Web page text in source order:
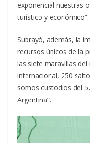
exponencial nuestras
turístico y económico”.
Subrayó, además, la
recursos únicos de la
las siete maravillas
internacional, 250
somos custodios del
Argentina”.